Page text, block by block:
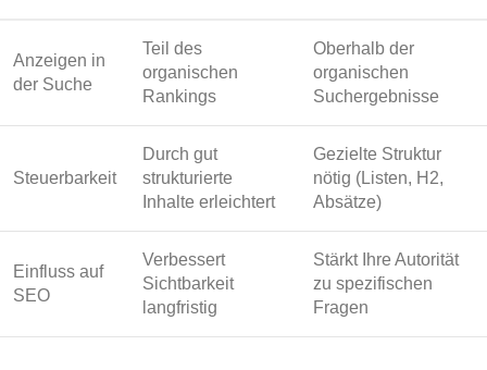
Anzeigen in
der Suche
Teil des
organischen
Rankings
Oberhalb der
organischen
Suchergebnisse
Steuerbarkeit
Durch gut
strukturierte
Inhalte erleichtert
Gezielte Struktur
nötig (Listen, H2,
Absätze)
Einfluss auf
SEO
Verbessert
Sichtbarkeit
langfristig
Stärkt Ihre Autorität
zu spezifischen
Fragen